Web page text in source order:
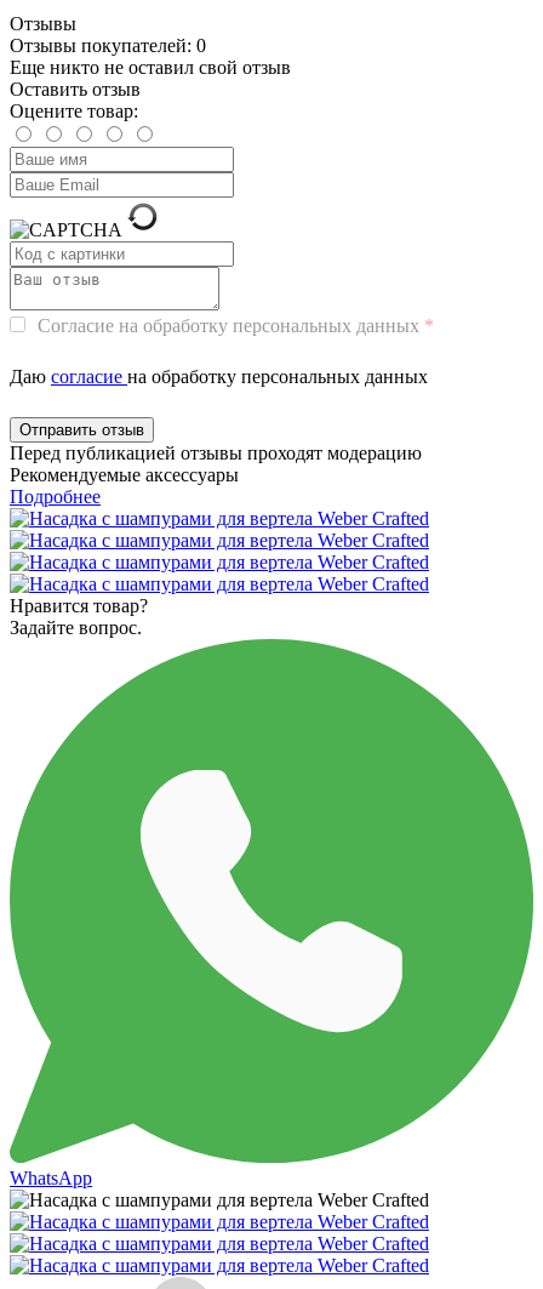
Отзывы
Отзывы покупателей: 0
Еще никто не оставил свой отзыв
Оставить отзыв
Оцените товар:
Согласие на обработку персональных данных
Даю согласие на обработку персональных данных
Перед публикацией отзывы проходят модерацию
Рекомендуемые аксессуары
Подробнее
Нравится товар?
Задайте вопрос.
WhatsApp